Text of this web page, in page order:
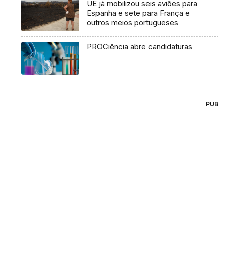
UE já mobilizou seis aviões para
Espanha e sete para França e
outros meios portugueses
PROCiência abre candidaturas
PUB